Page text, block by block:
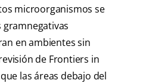
microorganismos se
gramnegativas
en ambientes sin
de Frontiers in
las áreas debajo del